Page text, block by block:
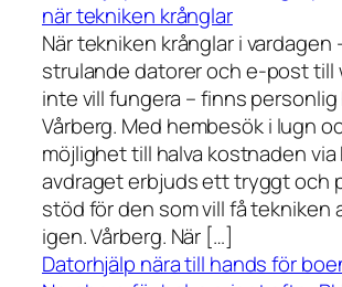
när tekniken krånglar
När tekniken krånglar i vardagen
strulande datorer och e-post till
inte vill fungera – finns personlig
Vårberg. Med hembesök i lugn
möjlighet till halva kostnaden via
avdraget erbjuds ett tryggt och
stöd för den som vill få tekniken
igen. Vårberg. När […]
Datorhjälp nära till hands för